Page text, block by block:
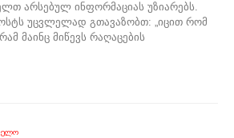
არსებულ ინფორმაციას უზიარებს.
უცვლელად გთავაზობთ: „იცით რომ
მაინც მიწევს რაღაცების